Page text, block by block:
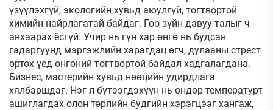
үзүүлэхгүй, экологийн хувьд аюулгүй, тогтвортой
химийн найрлагатай байдаг. Гоо зүйн давуу талыг ч
анхаарах ёсгүй. Учир нь гүн хар өнгө нь будсан
гадаргуунд мэргэжлийн харагдац өгч, дулааны стрест
өртөх үед өнгөний тогтвортой байдал хадгалагдана.
Бизнес, мастерийн хувьд нөөцийн удирдлага
хялбаршдаг. Нэг л бүтээгдэхүүн нь өндөр температурт
ашиглагдах олон төрлийн будгийн хэрэгцээг хангаж,